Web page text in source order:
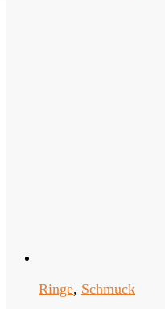
Ringe, Schmuck